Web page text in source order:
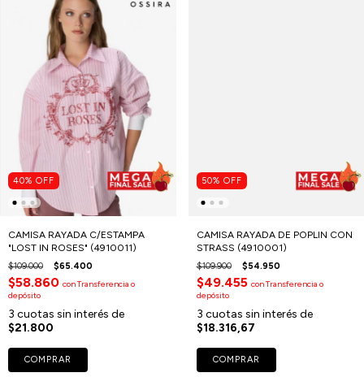
40% OFF
CAMISA RAYADA C/ESTAMPA
"LOST IN ROSES" (4910011)
$109.000 $65.400
$58.860 conTransferencia o
depósito
3 cuotas sin interés de
$21.800
COMPRAR
50% OFF
CAMISA RAYADA DE POPLIN CON
STRASS (4910001)
$109.900 $54.950
$49.455 conTransferencia o
depósito
3 cuotas sin interés de
$18.316,67
COMPRAR